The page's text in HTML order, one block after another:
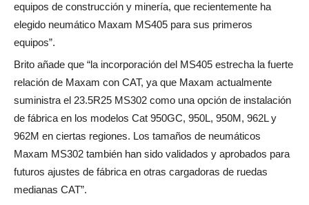
equipos de construcción y minería, que recientemente ha
elegido neumático Maxam MS405 para sus primeros
equipos”.
Brito añade que “la incorporación del MS405 estrecha la fuerte
relación de Maxam con CAT, ya que Maxam actualmente
suministra el 23.5R25 MS302 como una opción de instalación
de fábrica en los modelos Cat 950GC, 950L, 950M, 962L y
962M en ciertas regiones. Los tamaños de neumáticos
Maxam MS302 también han sido validados y aprobados para
futuros ajustes de fábrica en otras cargadoras de ruedas
medianas CAT”.